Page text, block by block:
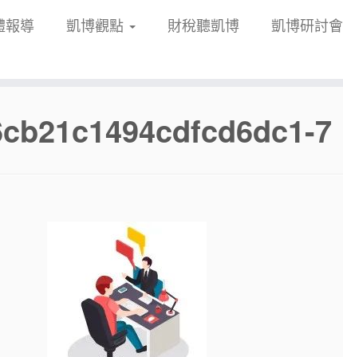
報導 凱博觀點 財稅聽凱博 凱博研討會
7